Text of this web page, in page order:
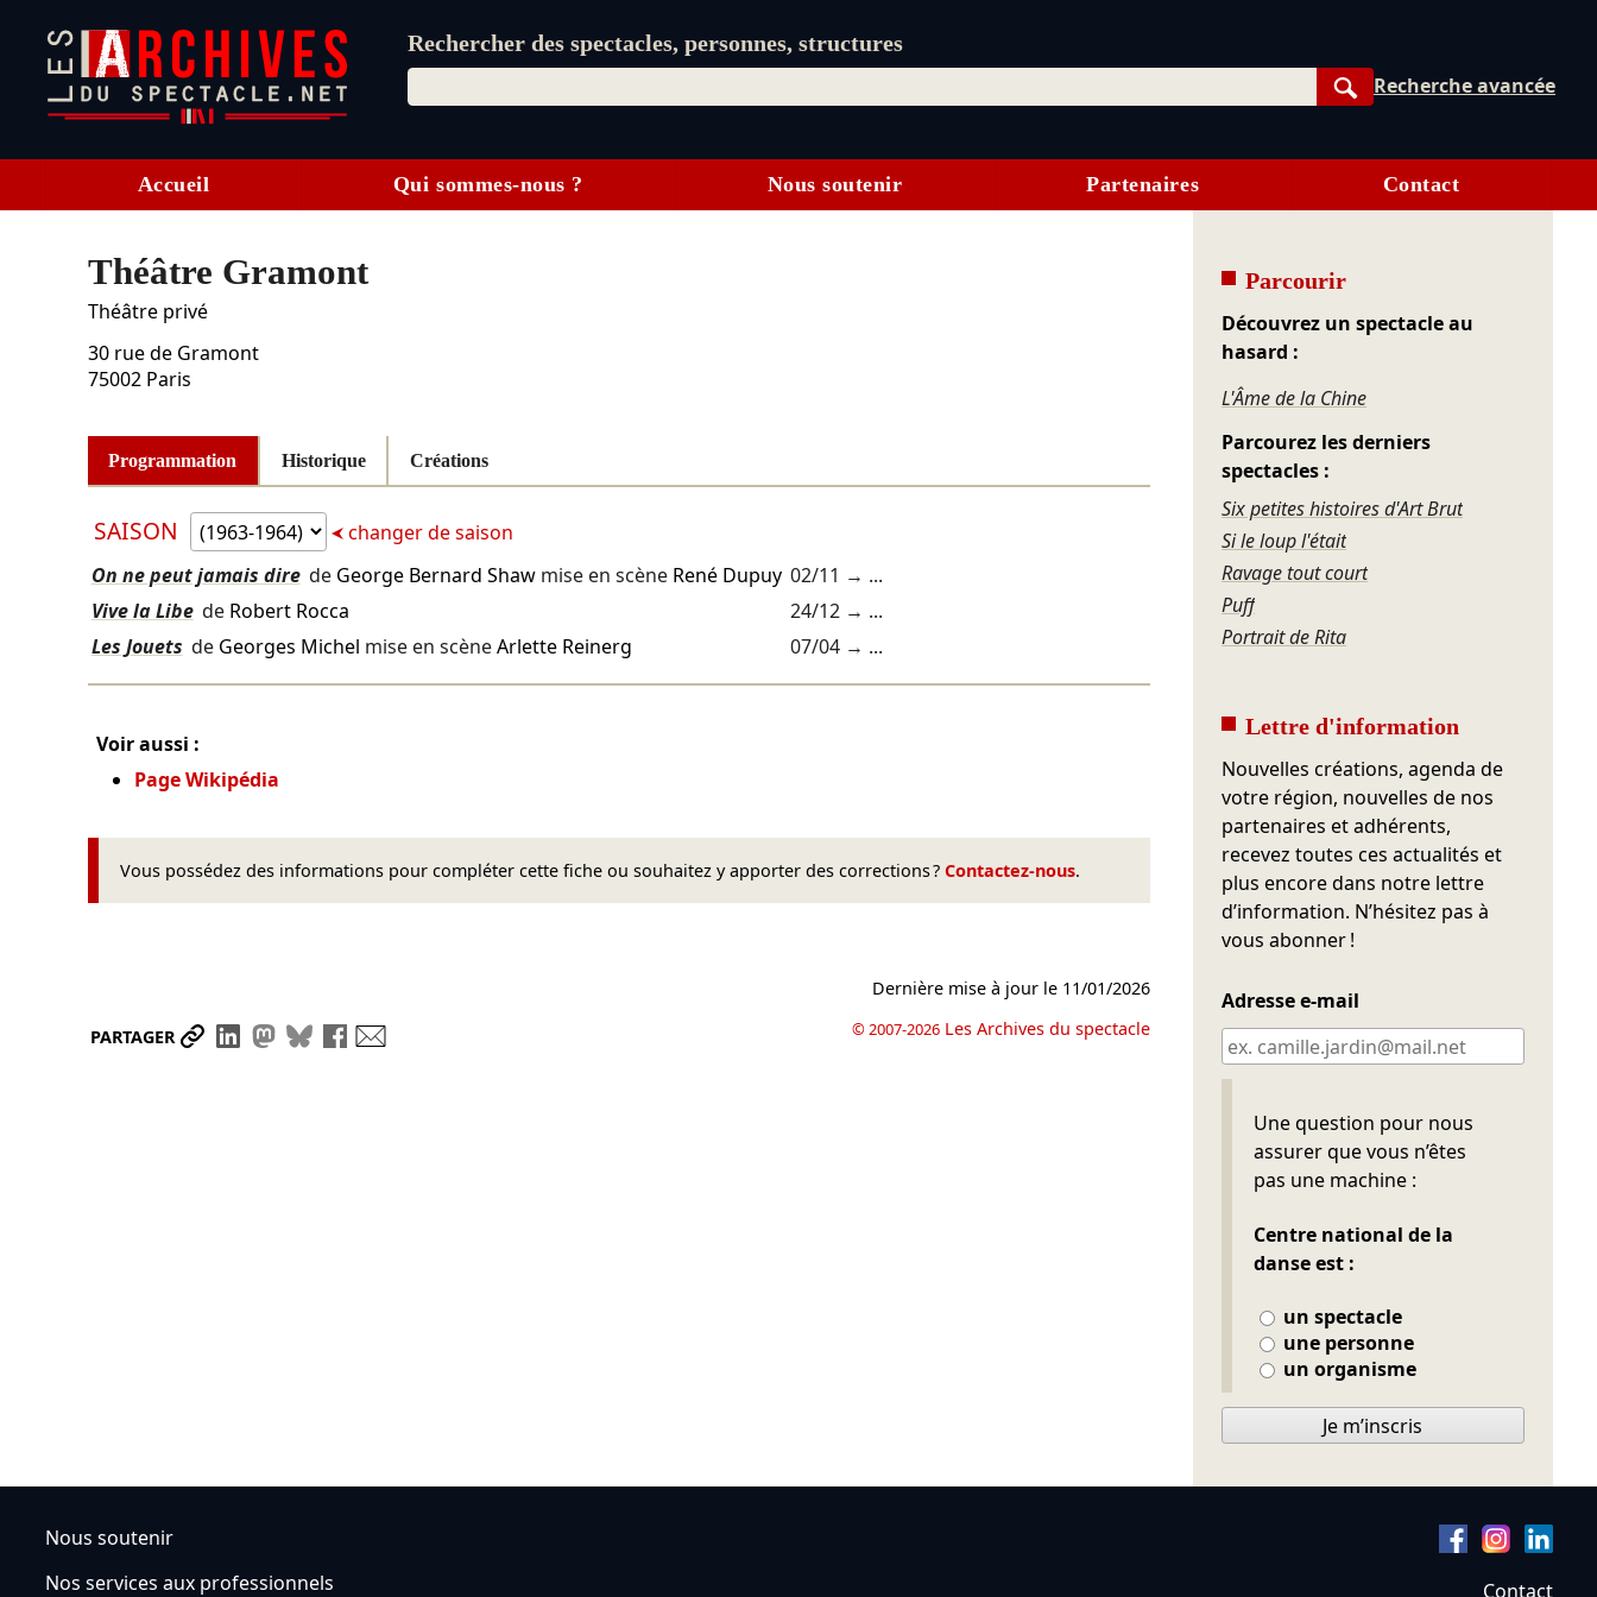
Rechercher des spectacles, personnes, structures
Rechercher
Recherche avancée
Accueil Qui sommes-nous ? Nous soutenir Partenaires Contact
Théâtre Gramont
Théâtre privé
30 rue de Gramont
75002 Paris
Programmation Historique Créations
SAISON
changer de saison
On ne peut jamais dire de George Bernard Shawmise en scène René Dupuy 02/11 → ...
Vive la Libe de Robert Rocca 24/12→ ...
Les Jouets de Georges Michel mise en scèneArlette Reinerg 07/04→ ...
Voir aussi :
Page Wikipédia
Vous possédez des informations pour compléter cette fiche ou souhaitez y apporter des corrections ? Contactez-nous.
PARTAGER Partager le lien
Partager sur LinkedIn
Partager sur Mastodon
Partager sur Bluesky
Partager sur Facebook
Dernière mise à jour le 11/01/2026
© 2007-2026 Les Archives du spectacle
Parcourir
Découvrez un spectacle au
hasard :
L'Âme de la Chine
Parcourez les derniers
spectacles :
Six petites histoires d'Art Brut
Si le loup l'était
Ravage tout court
Puff
Portrait de Rita
Lettre d'information
Nouvelles créations, agenda de
votre région, nouvelles de nos
partenaires et adhérents,
recevez toutes ces actualités et
plus encore dans notre lettre
d’information. N’hésitez pas à
vous abonner !
Adresse e-mail
Une question pour nous
assurer que vous n’êtes
pas une machine :
Centre national de la
danse est :
un spectacle
une personne
un organisme
Ne pas remplir
Je m’inscris
Nous soutenir
Nos services aux professionnels
Contact